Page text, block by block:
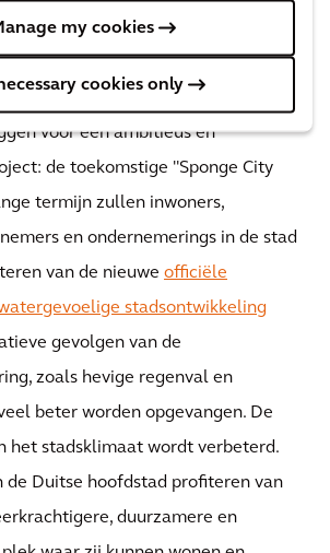
my cookies
cookies only
het resultaat van een nauwe
een groot aantal verschillende
in de stedelijke omgeving. Het
voor een ambitieus en
de toekomstige "Sponge City
termijn zullen inwoners,
en ondernemerings in de stad
van de nieuwe officiële
stadsontwikkeling
gevolgen van de
zoals hevige regenval en
beter worden opgevangen. De
het stadsklimaat wordt verbeterd.
de Duitse hoofdstad profiteren van
duurzamere en